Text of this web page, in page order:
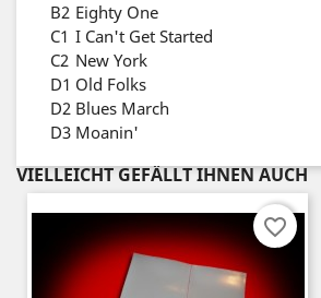
B2 Eighty One
C1 I Can't Get Started
C2 New York
D1 Old Folks
D2 Blues March
D3 Moanin'
VIELLEICHT GEFÄLLT IHNEN AUCH
favorite_border